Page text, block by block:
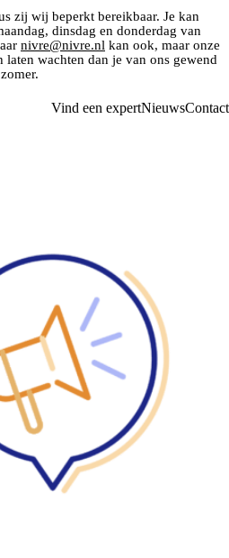
zij wij beperkt bereikbaar. Je kan
dinsdag en donderdag van
nivre@nivre.nl kan ook, maar onze
wachten dan je van ons gewend
Vind een expertNieuwsContact